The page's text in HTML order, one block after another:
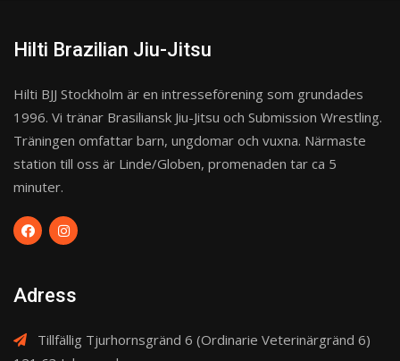
Hilti Brazilian Jiu-Jitsu
Hilti BJJ Stockholm är en intresseförening som grundades
1996. Vi tränar Brasiliansk Jiu-Jitsu och Submission Wrestling.
Träningen omfattar barn, ungdomar och vuxna. Närmaste
station till oss är Linde/Globen, promenaden tar ca 5
minuter.
Adress
Tillfällig Tjurhornsgränd 6 (Ordinarie Veterinärgränd 6)